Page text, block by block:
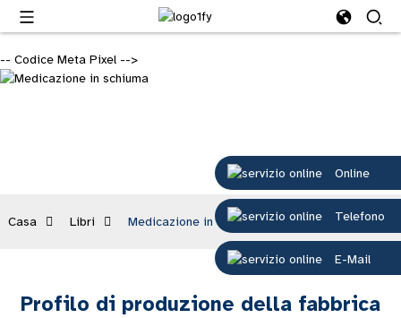
-- Codice Meta Pixel -->
Online
Telefono
E-Mail
Casa Libri Medicazione in schiuma
Profilo di produzione della fabbrica